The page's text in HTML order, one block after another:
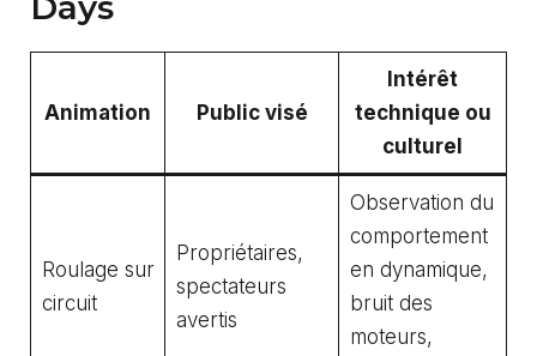
Animation Public visé
Intérêt
technique ou
culturel
Roulage sur
circuit
Propriétaires,
spectateurs
avertis
Observation du
comportement
en dynamique,
bruit des
moteurs,